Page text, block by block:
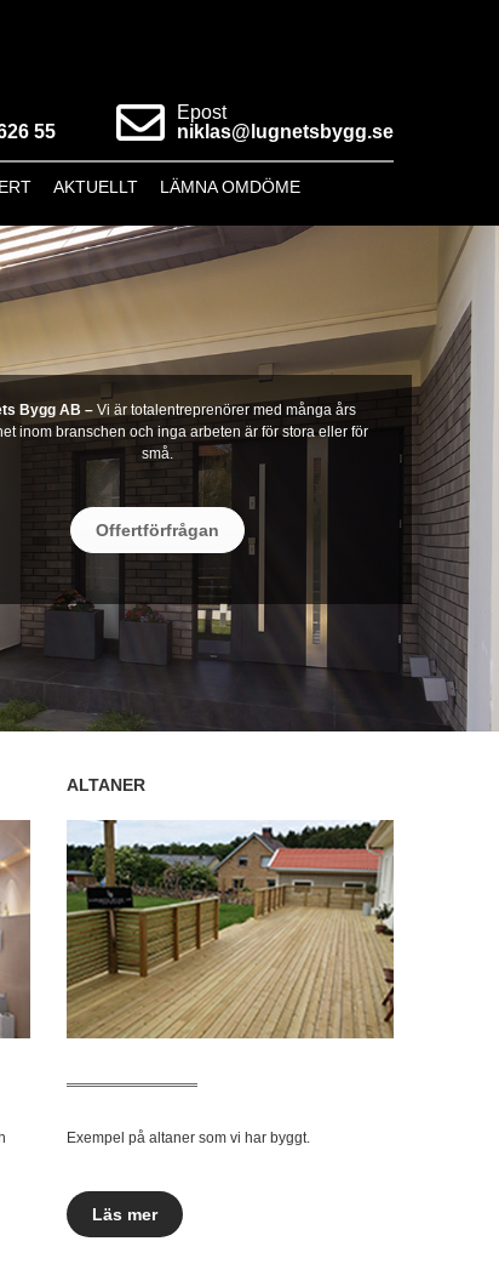
55
Epost
niklas@lugnetsbygg.se
AKTUELLT LÄMNA OMDÖME
Bygg AB –Vi är totalentreprenörer med många års
inom branschen och inga arbeten är för stora eller för
små.
Offertförfrågan
ALTANER
Exempel på altaner som vi har byggt.
Läs mer